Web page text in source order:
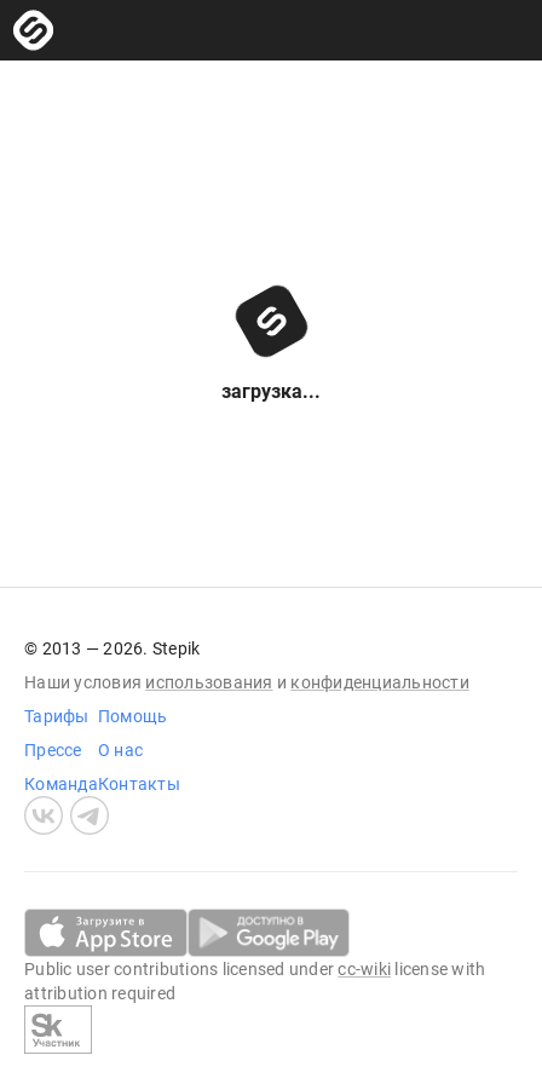
загрузка...
© 2013 — 2026. Stepik
Наши условия использования и конфиденциальности
Тарифы
Прессе
Команда
Помощь
О нас
Контакты
Public user contributions licensed undercc-wiki license with
attribution required